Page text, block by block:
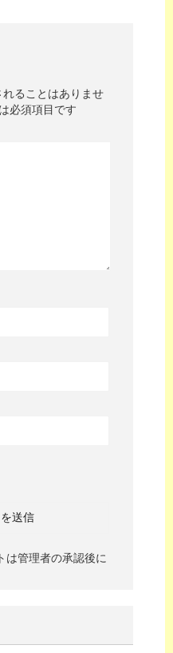
ることはありませ
必須項目です
は管理者の承認後に